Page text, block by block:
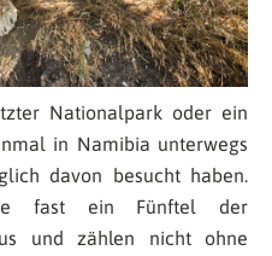
Nationalpark oder ein
in Namibia unterwegs
davon besucht haben.
fast ein Fünftel der
und zählen nicht ohne